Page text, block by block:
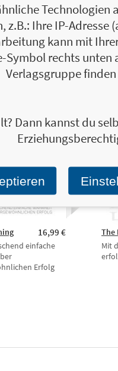
16,99 €
einfache
Erfolg
The
Mit
Technologien
z.B.: Ihre IP-
kann mit
Symbol rechts
Verlagsgruppe
Dann kannst du